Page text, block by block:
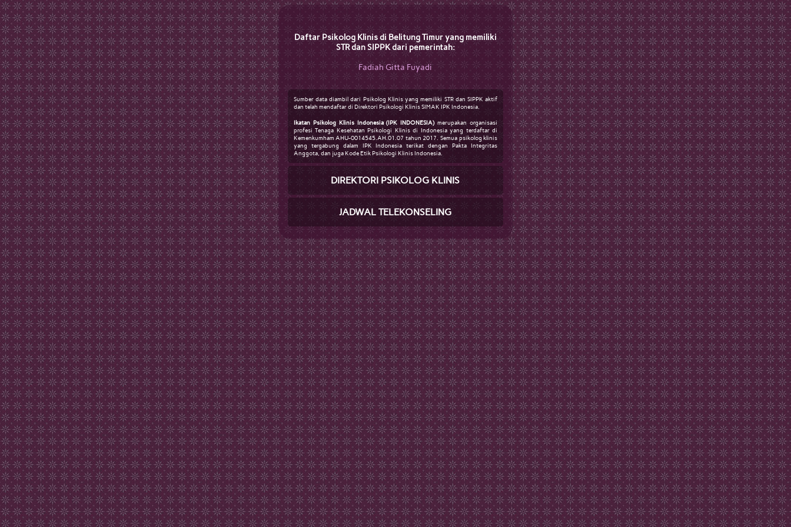
Daftar Psikolog Klinis di Belitung Timur yang memiliki
STR dan SIPPK dari pemerintah:
Fadiah Gitta Fuyadi
Sumber data diambil dari Psikolog Klinis yang memiliki STR dan SIPPK aktif
dan telah mendaftar di Direktori Psikologi Klinis SIMAK IPK Indonesia.
Ikatan Psikolog Klinis Indonesia (IPK INDONESIA)merupakan organisasi
profesi Tenaga Kesehatan Psikologi Klinis di Indonesia yang terdaftar di
Kemenkumham AHU-0014545.AH.01.07 tahun 2017. Semua psikolog klinis
yang tergabung dalam IPK Indonesia terikat dengan Pakta Integritas
Anggota, dan juga Kode Etik Psikologi Klinis Indonesia.
DIREKTORI PSIKOLOG KLINIS
JADWAL TELEKONSELING